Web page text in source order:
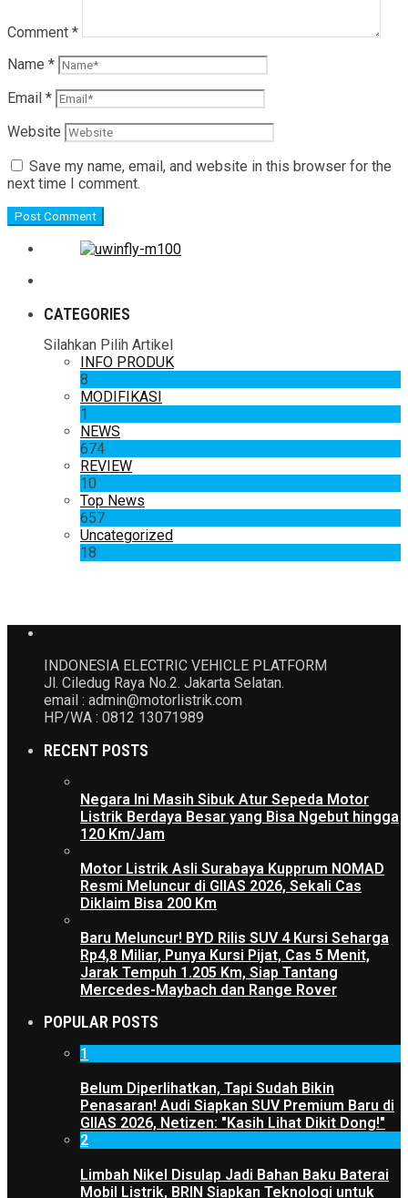
Comment *
Name *
Email *
Website
Save my name, email, and website in this browser for the
next time I comment.
CATEGORIES
Silahkan Pilih Artikel
INFO PRODUK
8
MODIFIKASI
1
NEWS
674
REVIEW
10
Top News
657
Uncategorized
18
INDONESIA ELECTRIC VEHICLE PLATFORM
Jl. Ciledug Raya No.2. Jakarta Selatan.
email : admin@motorlistrik.com
HP/WA : 0812 13071989
RECENT POSTS
Negara Ini Masih Sibuk Atur Sepeda Motor
Listrik Berdaya Besar yang Bisa Ngebut hingga
120 Km/Jam
Motor Listrik Asli Surabaya Kupprum NOMAD
Resmi Meluncur di GIIAS 2026, Sekali Cas
Diklaim Bisa 200 Km
Baru Meluncur! BYD Rilis SUV 4 Kursi Seharga
Rp4,8 Miliar, Punya Kursi Pijat, Cas 5 Menit,
Jarak Tempuh 1.205 Km, Siap Tantang
Mercedes-Maybach dan Range Rover
POPULAR POSTS
1
Belum Diperlihatkan, Tapi Sudah Bikin
Penasaran! Audi Siapkan SUV Premium Baru di
GIIAS 2026, Netizen: "Kasih Lihat Dikit Dong!"
2
Limbah Nikel Disulap Jadi Bahan Baku Baterai
Mobil Listrik, BRIN Siapkan Teknologi untuk